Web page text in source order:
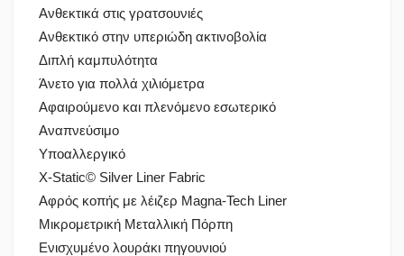
Ανθεκτικά στις γρατσουνιές
Ανθεκτικό στην υπεριώδη ακτινοβολία
Διπλή καμπυλότητα
Άνετο για πολλά χιλιόμετρα
Αφαιρούμενο και πλενόμενο εσωτερικό
Αναπνεύσιμο
Υποαλλεργικό
X-Static© Silver Liner Fabric
Αφρός κοπής με λέιζερ Magna-Tech Liner
Μικρομετρική Μεταλλική Πόρπη
Ενισχυμένο λουράκι πηγουνιού